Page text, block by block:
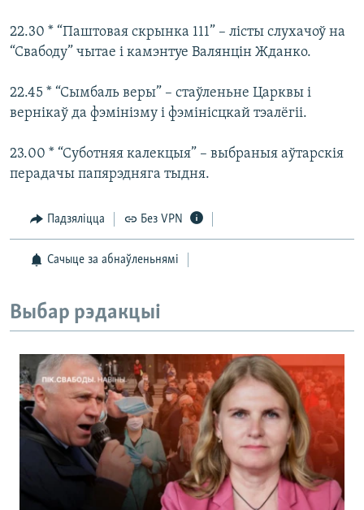
22.30 * “Паштовая скрынка 111” – лісты слухачоў на
“Свабоду” чытае і камэнтуе Валянцін Жданко.
22.45 * “Сымбаль веры” – стаўленьне Царквы і
вернікаў да фэмінізму і фэмінісцкай тэалёгіі.
23.00 * “Суботняя калекцыя” – выбраныя аўтарскія
перадачы папярэдняга тыдня.
Падзяліцца Без VPN
Сачыце за абнаўленьнямі
Выбар рэдакцыі